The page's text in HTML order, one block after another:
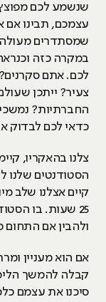
שנשמע לכם
עצמכם, תבינו אם
שמסתדרים
במקרה כזה
לכם. אתם
צעיר? ייתכן
החברתיות?
כדאי לכם לבדוק
צלנו בהאקריו,
הסטודנטים שלנו
25 שעות. בו
ולהבין אם
אם הוא מעניין
קבלה להמשך
סיכנו את עצמם